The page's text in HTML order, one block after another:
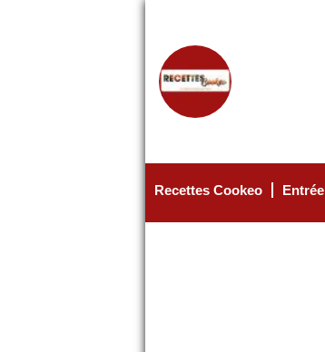
MENU PRINCIPAL
Recettes Cookeo Entrée